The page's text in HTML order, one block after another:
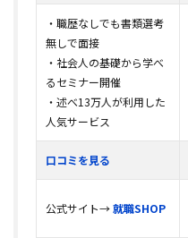
・職歴なしでも書類選考
無しで面接
・社会人の基礎から学べ
るセミナー開催
・述べ13万人が利用した
人気サービス
口コミを見る
公式サイト→就職SHOP